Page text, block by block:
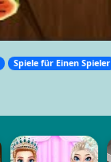
Spiele für Einen Spieler